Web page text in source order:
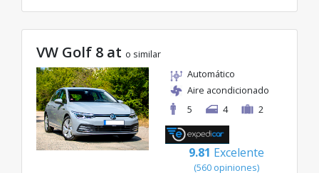
VW Golf 8 at o similar
Automático
Aire acondicionado
5
4 2
9.81 Excelente
(560 opiniones)